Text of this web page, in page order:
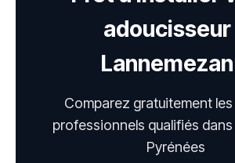
adoucisseur
Comparez gratuitement
professionnels qualifiés
Pyrénées